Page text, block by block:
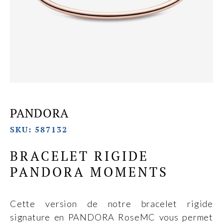
PANDORA
SKU: 587132
BRACELET RIGIDE
PANDORA MOMENTS
Cette version de notre bracelet rigide
signature en PANDORA RoseMC vous permet